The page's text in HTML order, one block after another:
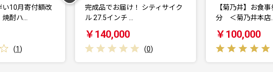
シティサイク
(0)
【菊乃井】お食事券 30,000円
分 ＜菊乃井本店…
￥100,000
(2)
【ファーマフーズ
ニューモ（医薬部
￥64,000